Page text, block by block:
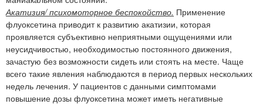
Акатизия/ психомоторное беспокойство. Применение
флуоксетина приводит к развитию акатизии, которая
проявляется субъективно неприятными ощущениями или
неусидчивостью, необходимостью постоянного движения,
зачастую без возможности сидеть или стоять на месте. Чаще
всего такие явления наблюдаются в период первых нескольких
недель лечения. У пациентов с данными симптомами
повышение дозы флуоксетина может иметь негативные